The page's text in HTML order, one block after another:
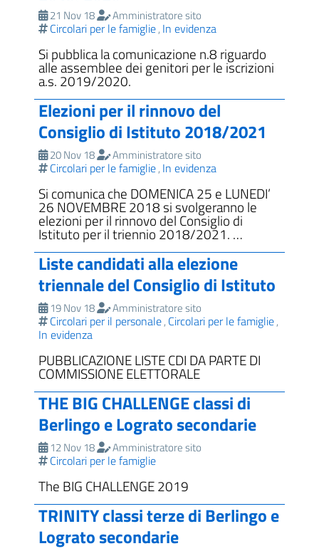
21 Nov 18 Amministratore sito
Circolari per le famiglie, In evidenza
Si pubblica la comunicazione n.8 riguardo
alle assemblee dei genitori per le iscrizioni
a.s. 2019/2020.
Elezioni per il rinnovo del
Consiglio di Istituto 2018/2021
20 Nov 18 Amministratore sito
Circolari per le famiglie, In evidenza
Si comunica che DOMENICA 25 e LUNEDI’
26 NOVEMBRE 2018 si svolgeranno le
elezioni per il rinnovo del Consiglio di
Istituto per il triennio 2018/2021. …
Liste candidati alla elezione
triennale del Consiglio di Istituto
19 Nov 18 Amministratore sito
Circolari per il personale, Circolari per le famiglie,
In evidenza
PUBBLICAZIONE LISTE CDI DA PARTE DI
COMMISSIONE ELETTORALE
THE BIG CHALLENGE classi di
Berlingo e Lograto secondarie
12 Nov 18 Amministratore sito
Circolari per le famiglie
The BIG CHALLENGE 2019
TRINITY classi terze di Berlingo e
Lograto secondarie